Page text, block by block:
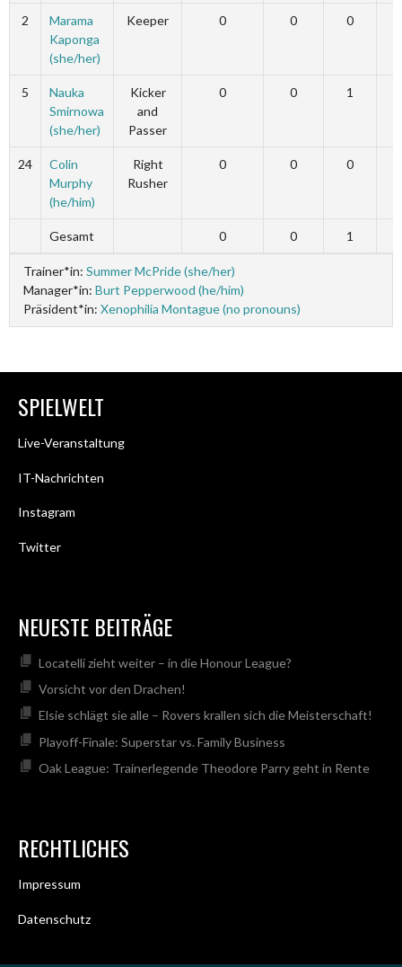
2
Marama
Kaponga
(she/her)
Keeper 0 0 0
5
Nauka
Smirnowa
(she/her)
Kicker
and
Passer
0 0 1
24
Colin
Murphy
(he/him)
Right
Rusher
0 0 0
Gesamt 0 0 1
Trainer*in: Summer McPride (she/her)
Manager*in: Burt Pepperwood (he/him)
Präsident*in: Xenophilia Montague (no pronouns)
SPIELWELT
Live-Veranstaltung
IT-Nachrichten
Instagram
Twitter
NEUESTE BEITRÄGE
Locatelli zieht weiter – in die Honour League?
Vorsicht vor den Drachen!
Elsie schlägt sie alle – Rovers krallen sich die Meisterschaft!
Playoff-Finale: Superstar vs. Family Business
Oak League: Trainerlegende Theodore Parry geht in Rente
RECHTLICHES
Impressum
Datenschutz